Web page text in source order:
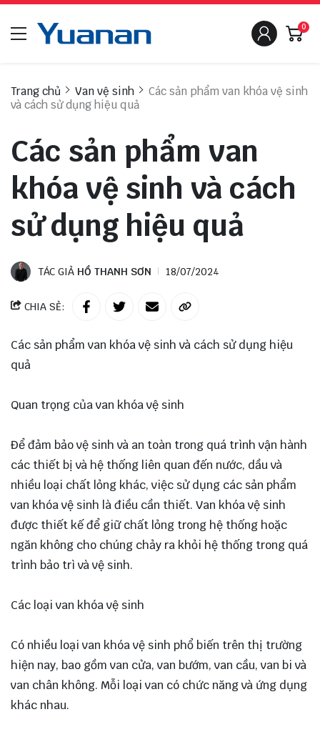
0
Trang chủ Van vệ sinh
Các sản phẩm van khóa vệ sinh
và cách sử dụng hiệu quả
Các sản phẩm van
khóa vệ sinh và cách
sử dụng hiệu quả
TÁC GIẢ HỒ THANH SƠN 18/07/2024
CHIA SẺ:
Các sản phẩm van khóa vệ sinh và cách sử dụng hiệu
quả
Quan trọng của van khóa vệ sinh
Để đảm bảo vệ sinh và an toàn trong quá trình vận hành
các thiết bị và hệ thống liên quan đến nước, dầu và
nhiều loại chất lỏng khác, việc sử dụng các sản phẩm
van khóa vệ sinh là điều cần thiết. Van khóa vệ sinh
được thiết kế để giữ chất lỏng trong hệ thống hoặc
ngăn không cho chúng chảy ra khỏi hệ thống trong quá
trình bảo trì và vệ sinh.
Các loại van khóa vệ sinh
Có nhiều loại van khóa vệ sinh phổ biến trên thị trường
hiện nay, bao gồm van cửa, van bướm, van cầu, van bi và
van chân không. Mỗi loại van có chức năng và ứng dụng
khác nhau.